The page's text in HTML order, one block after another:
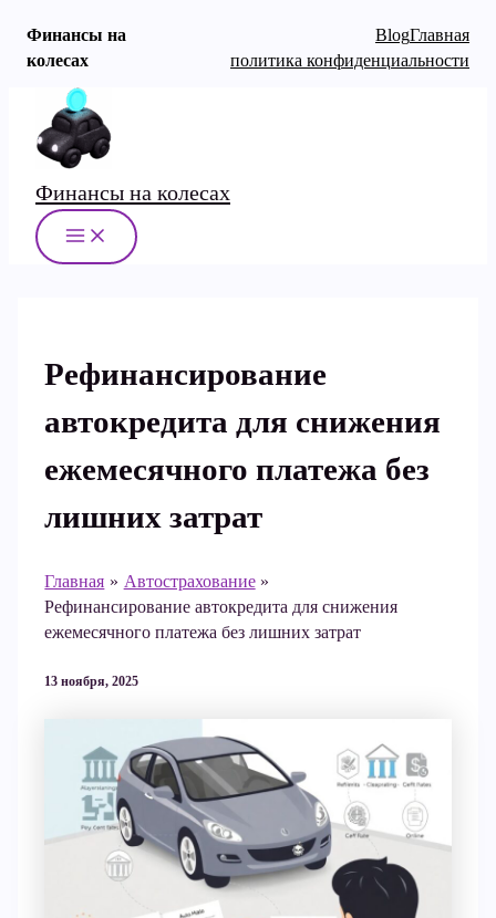
Финансы на
колесах
BlogГлавная
политика конфиденциальности
Перейти
содержимому
Финансы на колесах
MAIN
MENU
Рефинансирование
автокредита для снижения
ежемесячного платежа без
лишних затрат
Главная
Автострахование
Рефинансирование автокредита для снижения
ежемесячного платежа без лишних затрат
13 ноября, 2025